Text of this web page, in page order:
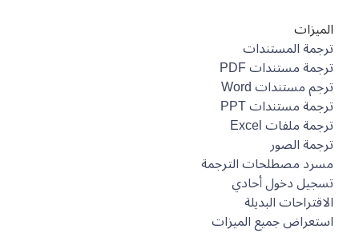
الميزات
ترجمة المستندات
ترجمة مستندات PDF
ترجم مستندات Word
ترجمة مستندات PPT
ترجمة ملفات Excel
ترجمة الصور
مسرد مصطلحات الترجمة
تسجيل دخول أحادي
الاقتراحات البديلة
استعراض جميع الميزات